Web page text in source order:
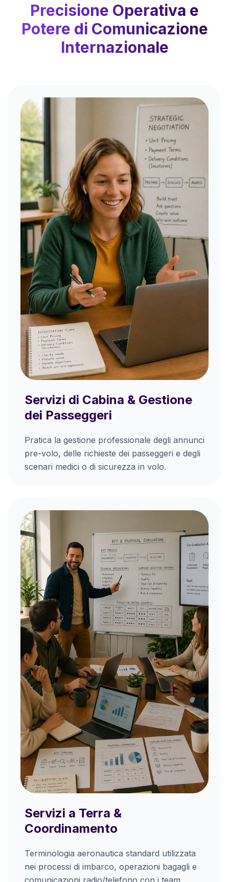
Precisione Operativa e
Potere di Comunicazione
Internazionale
Servizi di Cabina & Gestione
dei Passeggeri
Pratica la gestione professionale degli annunci
pre-volo, delle richieste dei passeggeri e degli
scenari medici o di sicurezza in volo.
Servizi a Terra &
Coordinamento
Terminologia aeronautica standard utilizzata
nei processi di imbarco, operazioni bagagli e
comunicazioni radio/telefono con i team